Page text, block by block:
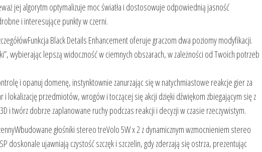
jej algorytm optymalizuje moc światła i dostosowuje odpowiednią jasność
i interesujące punkty w czerni.
Black Details Enhancement oferuje graczom dwa poziomy modyfikacji.
wybierając lepszą widoczność w ciemnych obszarach, w zależności od Twoich potrzeb
i opanuj domenę, instynktownie zanurzając się w natychmiastowe reakcje gier za
i lokalizację przedmiotów, wrogów i toczącej się akcji dzięki dźwiękom zbiegającym się z
i twórz dobrze zaplanowane ruchy podczas reakcji i decyzji w czasie rzeczywistym.
głośniki stereo treVolo 5W x 2 z dynamicznym wzmocnieniem stereo
doskonale ujawniają czystość szczęk i szczelin, gdy zderzają się ostrza, prezentując